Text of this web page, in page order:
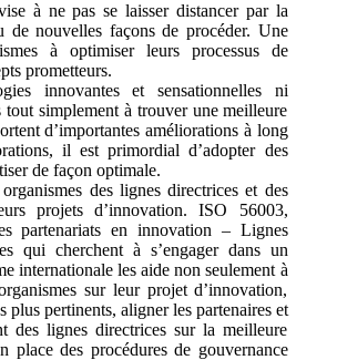
à ne pas se laisser distancer par la
de nouvelles façons de procéder. Une
à optimiser leurs processus de
prometteurs.
innovantes et sensationnelles ni
tout simplement à trouver une meilleure
d’importantes améliorations à long
il est primordial d’adopter des
de façon optimale.
des lignes directrices et des
projets d’innovation. ISO 56003,
partenariats en innovation – Lignes
qui cherchent à s’engager dans un
internationale les aide non seulement à
sur leur projet d’innovation,
plus pertinents, aligner les partenaires et
des lignes directrices sur la meilleure
place des procédures de gouvernance